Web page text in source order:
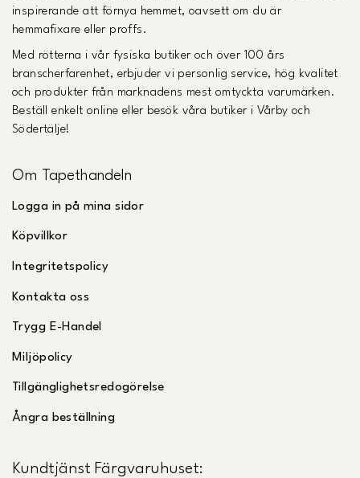
inspirerande att förnya hemmet, oavsett om du är
hemmafixare eller proffs.
Med rötterna i vår fysiska butiker och över 100 års
branscherfarenhet, erbjuder vi personlig service, hög kvalitet
och produkter från marknadens mest omtyckta varumärken.
Beställ enkelt online eller besök våra butiker i Vårby och
Södertälje!
Om Tapethandeln
Logga in på mina sidor
Köpvillkor
Integritetspolicy
Kontakta oss
Trygg E-Handel
Miljöpolicy
Tillgänglighetsredogörelse
Ångra beställning
Kundtjänst Färgvaruhuset: